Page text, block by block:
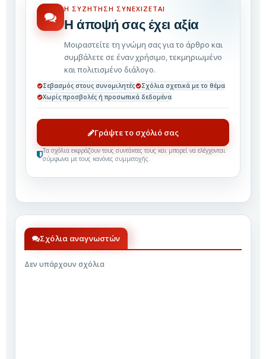
Η ΣΥΖΉΤΗΣΗ ΣΥΝΕΧΊΖΕΤΑΙ
Η άποψή σας έχει αξία
Μοιραστείτε τη γνώμη σας για το άρθρο και
συμβάλετε σε έναν χρήσιμο, τεκμηριωμένο
και πολιτισμένο διάλογο.
Σεβασμός στους συνομιλητές
Σχόλια σχετικά με το θέμα
Χωρίς προσβολές ή προσωπικά δεδομένα
Γράψτε το σχόλιό σας
Τα σχόλια εκφράζουν τους συντάκτες τους και μπορεί να ελέγχονται
σύμφωνα με τους κανόνες συμμετοχής.
Σχόλια αναγνωστών
Δεν υπάρχουν σχόλια